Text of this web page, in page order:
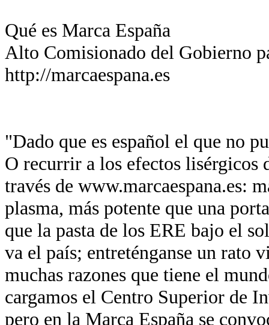
Qué es Marca España
Alto Comisionado del Gobierno
http://marcaespana.es
"Dado que es español el que no
O recurrir a los efectos lisérgicos
través de www.marcaespana.es:
plasma, más potente que una
que la pasta de los ERE bajo el
va el país; entreténganse un rato
muchas razones que tiene el
cargamos el Centro Superior de
pero en la Marca España se